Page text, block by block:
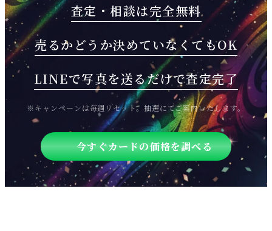
査定・相談は完全無料
売るかどうか決めていなくてもOK
LINEで写真を送るだけで査定完了
※キャンペーンは毎週リセット。抽選にてご案内いたします。
今すぐカードの価格を調べる